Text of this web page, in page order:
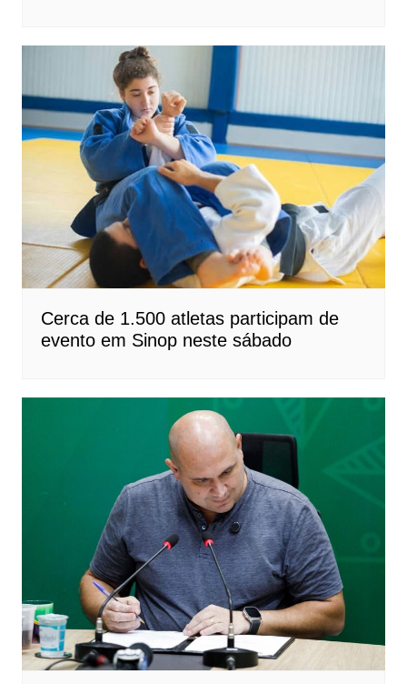
Cerca de 1.500 atletas participam de
evento em Sinop neste sábado